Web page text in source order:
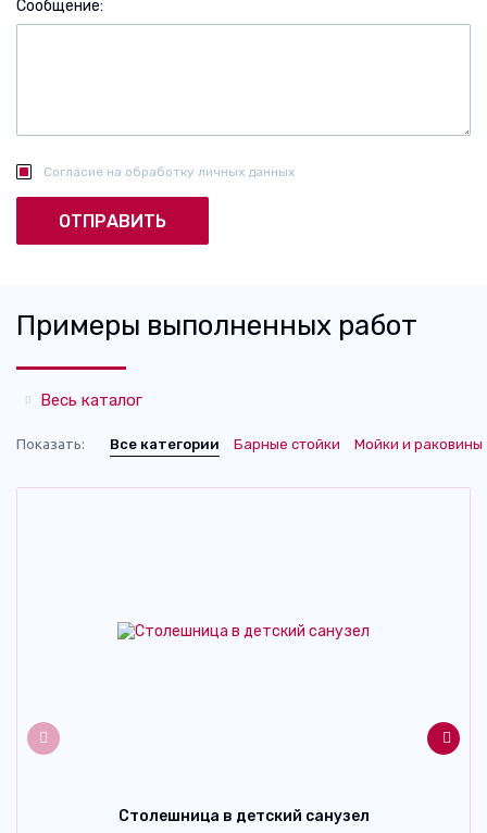
Сообщение
Согласие на обработку личных данных
Примеры выполненных работ
Весь каталог
Показать: Все категории Барные стойки Мойки и раковины
Столешница в детский санузел